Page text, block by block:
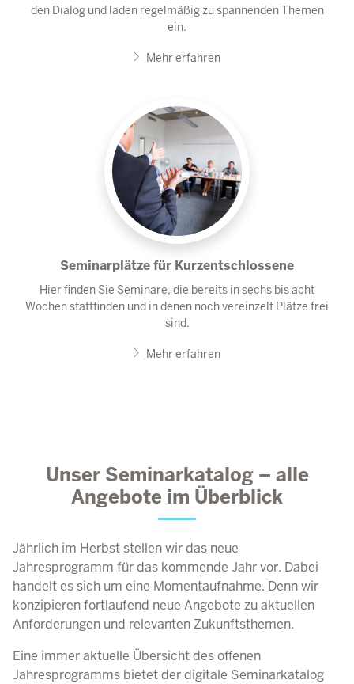
den Dialog und laden regelmäßig zu spannenden Themen
ein.
Mehr erfahren
Seminarplätze für Kurzentschlossene
Hier finden Sie Seminare, die bereits in sechs bis acht
Wochen stattfinden und in denen noch vereinzelt Plätze frei
sind.
Mehr erfahren
Unser Seminarkatalog – alle
Angebote im Überblick
Jährlich im Herbst stellen wir das neue
Jahresprogramm für das kommende Jahr vor. Dabei
handelt es sich um eine Momentaufnahme. Denn wir
konzipieren fortlaufend neue Angebote zu aktuellen
Anforderungen und relevanten Zukunftsthemen.
Eine immer aktuelle Übersicht des offenen
Jahresprogramms bietet der digitale Seminarkatalog